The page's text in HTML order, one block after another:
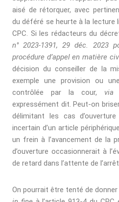
aisé de rétorquer, avec
du déféré se heurte à la lecture
CPC. Si les rédacteurs du
n° 2023-1391, 29 déc. 2023
procédure d’appel en matière
décision du conseiller de la
exemple une provision ou
contrôlée par la cour, via
expressément dit. Peut-on
délimitant les cas
incertain d’un article
un frein à l’avancement de la
d’ouverture occasionnerait à
de retard dans l’attente de
On pourrait être tenté de